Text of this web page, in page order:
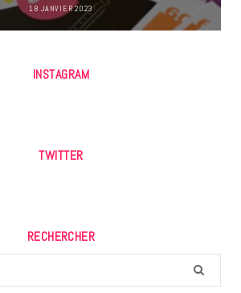
18 JANVIER 2023
INSTAGRAM
TWITTER
RECHERCHER